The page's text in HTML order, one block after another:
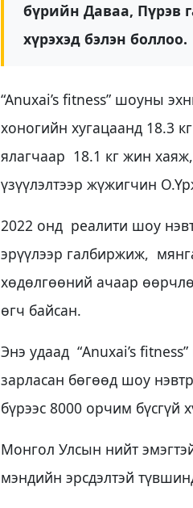
бүрийн Даваа, Пүрэв
хүрэхэд бэлэн боллоо.
“Anuxai’s fitness” шоуны
хоногийн хугацаанд 18.3
ялагчаар 18.1 кг жин
үзүүлэлтээр жүжигчин
2022 онд реалити шоу
эрүүлээр галбиржиж,
хөдөлгөөний ачаар
өгч байсан.
Энэ удаад “Anuxai’s
зарласан бөгөөд шоу
бүрээс 8000 орчим бүсгүй
Монгол Улсын нийт
мэндийн эрсдэлтэй